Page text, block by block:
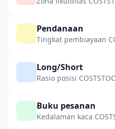
Pendanaan
Tingkat pembiayaan
Long/Short
Rasio posisi
Buku pesanan
Kedalaman kaca